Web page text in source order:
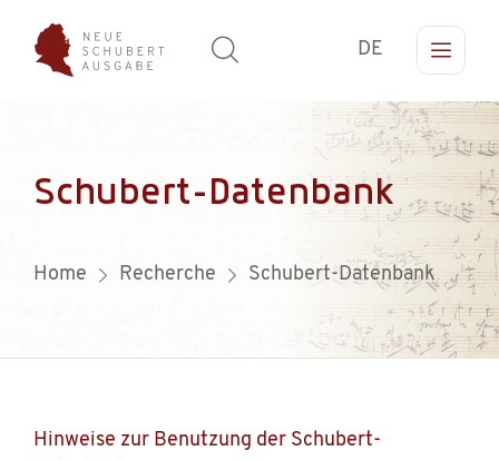
DE
Schubert-Datenbank
Home Recherche Schubert-Datenbank
Hinweise zur Benutzung der Schubert-